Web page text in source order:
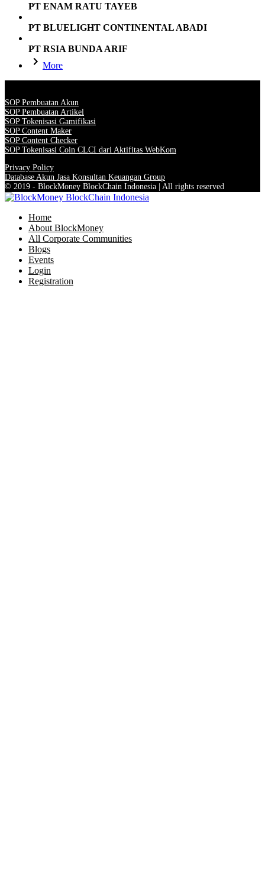
PT ENAM RATU TAYEB
PT BLUELIGHT CONTINENTAL ABADI
PT RSIA BUNDA ARIF
More
SOP Pembuatan Akun
SOP Pembuatan Artikel
SOP Tokenisasi Gamifikasi
SOP Content Maker
SOP Content Checker
SOP Tokenisasi Coin CLCI dari Aktifitas WebKom
Privacy Policy
Database Akun Jasa Konsultan Keuangan Group
© 2019 - BlockMoney BlockChain Indonesia | All rights reserved
Home
About BlockMoney
All Corporate Communities
Blogs
Events
Login
Registration